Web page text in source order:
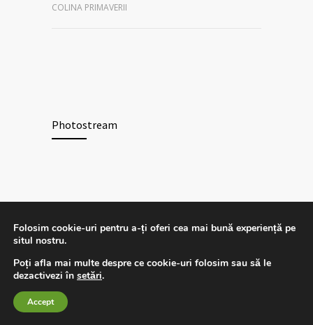
COLINA PRIMAVERII
Photostream
© 2026 - Centrul Medical
drepturile rezervate.
Folosim cookie-uri pentru a-ți oferi cea mai bună experiență pe
situl nostru.
Poți afla mai multe despre ce cookie-uri folosim sau să le
dezactivezi în setări.
Accept